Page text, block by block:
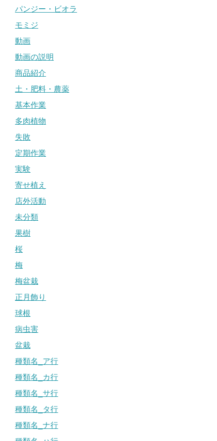
パンジー・ビオラ
モミジ
動画
動画の説明
商品紹介
土・肥料・農薬
基本作業
多肉植物
失敗
定期作業
実験
寄せ植え
店外活動
未分類
果樹
桜
梅
梅盆栽
正月飾り
球根
病虫害
盆栽
種類名_ア行
種類名_カ行
種類名_サ行
種類名_タ行
種類名_ナ行